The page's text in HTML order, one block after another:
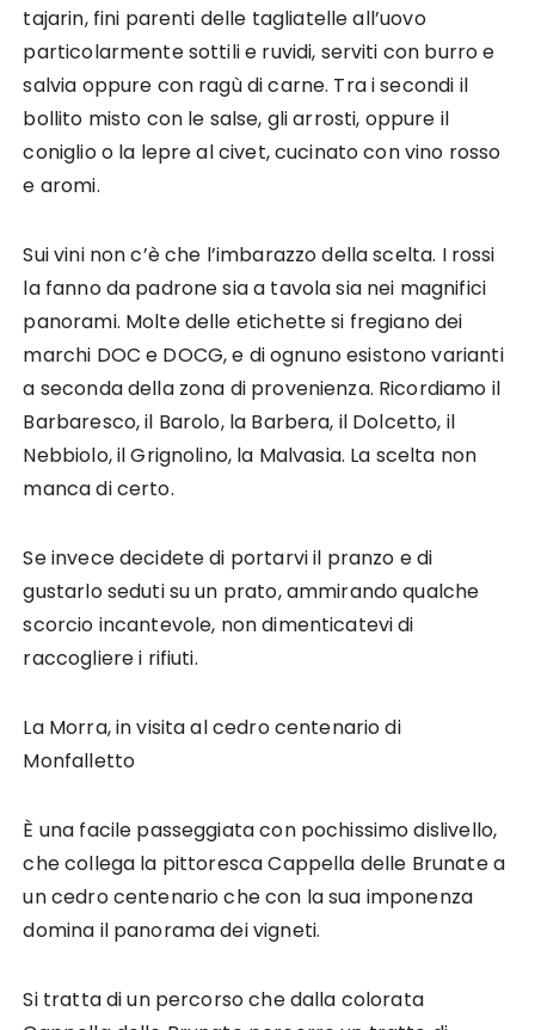
tajarin, fini parenti delle tagliatelle all’uovo
particolarmente sottili e ruvidi, serviti con burro e
salvia oppure con ragù di carne. Tra i secondi il
bollito misto con le salse, gli arrosti, oppure il
coniglio o la lepre al civet, cucinato con vino rosso
e aromi.
Sui vini non c’è che l’imbarazzo della scelta. I rossi
la fanno da padrone sia a tavola sia nei magnifici
panorami. Molte delle etichette si fregiano dei
marchi DOC e DOCG, e di ognuno esistono varianti
a seconda della zona di provenienza. Ricordiamo il
Barbaresco, il Barolo, la Barbera, il Dolcetto, il
Nebbiolo, il Grignolino, la Malvasia. La scelta non
manca di certo.
Se invece decidete di portarvi il pranzo e di
gustarlo seduti su un prato, ammirando qualche
scorcio incantevole, non dimenticatevi di
raccogliere i rifiuti.
La Morra, in visita al cedro centenario di
Monfalletto
È una facile passeggiata con pochissimo dislivello,
che collega la pittoresca Cappella delle Brunate a
un cedro centenario che con la sua imponenza
domina il panorama dei vigneti.
Si tratta di un percorso che dalla colorata